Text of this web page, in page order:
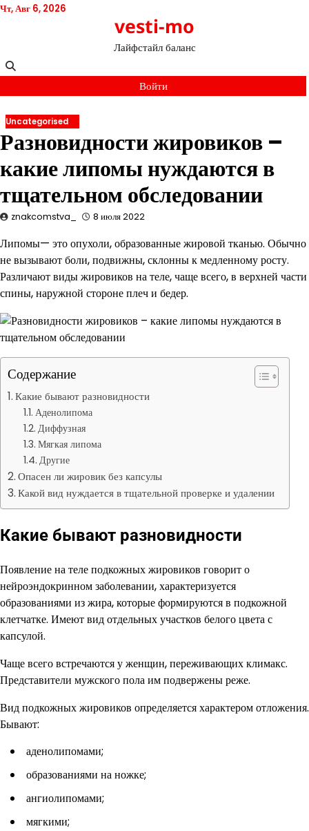
Перейти
Чт, Авг 6, 2026
vesti-mo
Лайфстайл баланс
Войти
Uncategorised
Разновидности жировиков –
какие липомы нуждаются в
тщательном обследовании
znakcomstva_ 8 июля 2022
Липомы— это опухоли, образованные жировой тканью. Обычно
не вызывают боли, подвижны, склонны к медленному росту.
Различают виды жировиков на теле, чаще всего, в верхней части
спины, наружной стороне плеч и бедер.
Содержание
Какие бывают разновидности
Аденолипома
Диффузная
Мягкая липома
Другие
Опасен ли жировик без капсулы
Какой вид нуждается в тщательной проверке и удалении
Какие бывают разновидности
Появление на теле подкожных жировиков говорит о
нейроэндокринном заболевании, характеризуется
образованиями из жира, которые формируются в подкожной
клетчатке. Имеют вид отдельных участков белого цвета с
капсулой.
Чаще всего встречаются у женщин, переживающих климакс.
Представители мужского пола им подвержены реже.
Вид подкожных жировиков определяется характером отложения.
Бывают:
аденолипомами;
образованиями на ножке;
ангиолипомами;
мягкими;